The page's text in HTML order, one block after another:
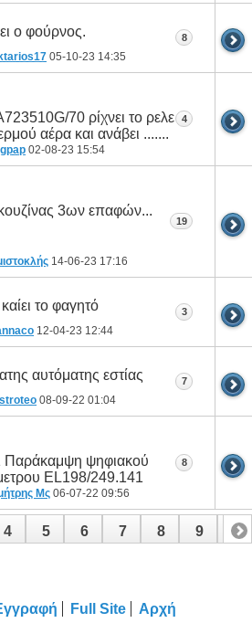
ο φούρνος.
05-10-23 14:35
8
70 ρίχνει το ρελε
αέρα και ανάβει .......
02-08-23 15:54
4
3ων επαφών...
14-06-23 17:16
19
το φαγητό
12-04-23 12:44
3
αυτόματης εστίας
08-09-22 01:04
7
Παράκαμψη ψηφιακού
EL198/249.141
Μς 06-07-22 09:56
8
4 5 6 7 8 9 10
Full Site Αρχή